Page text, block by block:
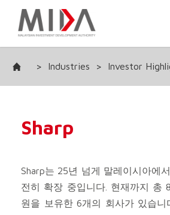
> Industries > Investor
Sharp
Sharp는 25년 넘게 말레이시아에
전히 확장 중입니다. 현재까지 총
원을 보유한 6개의 회사가 있습